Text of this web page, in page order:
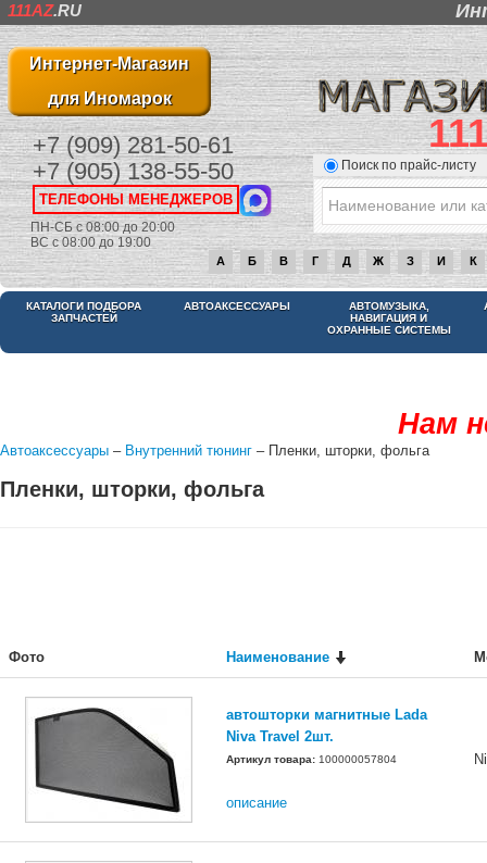
111AZ.RU
Интернет-Магазин
для Иномарок
+7 (909) 281-50-61
+7 (905) 138-55-50
ТЕЛЕФОНЫ МЕНЕДЖЕРОВ
ПН-СБ с 08:00 до 20:00
ВС с 08:00 до 19:00
Поиск по прайс-листу
А Б В Г Д Ж З И К
КАТАЛОГИ ПОДБОРА
ЗАПЧАСТЕЙ
АВТОАКСЕССУАРЫ
АВТОМУЗЫКА,
НАВИГАЦИЯ И
ОХРАННЫЕ СИСТЕМЫ
Нам
Автоаксессуары – Внутренний тюнинг – Пленки, шторки, фольга
Пленки, шторки, фольга
Фото Наименование
автошторки магнитные Lada
Niva Travel 2шт.
Артикул товара: 100000057804
описание